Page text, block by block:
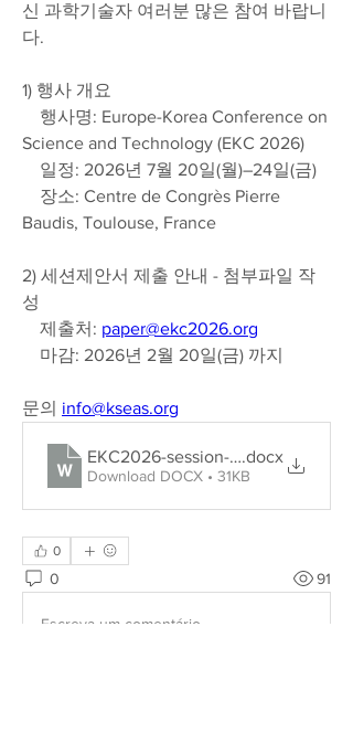
신 과학기술자 여러분 많은 참여 바랍니
다.
1) 행사 개요
Science and Technology (EKC 2026)
    일정: 2026년 7월 20일(월)–24일(금)
Baudis, Toulouse, France
2) 세션제안서 제출 안내 - 첨부파일 작
성
    제출처:
paper@ekc2026.org
    마감: 2026년 2월 20일(금) 까지
문의 info@kseas.org
EKC2026-session-proposal-
.docx
Download DOCX • 31KB
0
0 91
Escreva um comentário